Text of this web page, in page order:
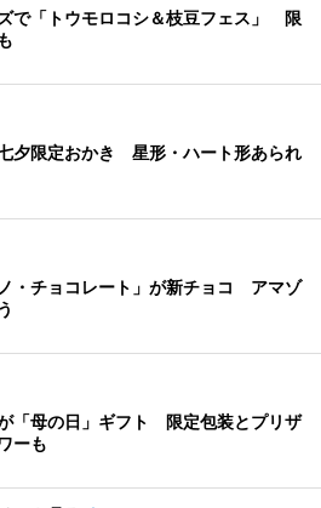
で「トウモロコシ＆枝豆フェス」 限
夕限定おかき 星形・ハート形あられ
・チョコレート」が新チョコ アマゾ
「母の日」ギフト 限定包装とプリザ
ーも